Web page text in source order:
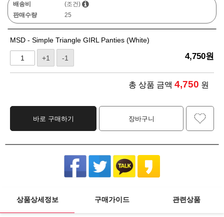
배송비
(조건)
판매수량
25
MSD - Simple Triangle GIRL Panties (White)
+1 -1 4,750원
총 상품 금액 4,750 원
바로 구매하기 장바구니
상품상세정보 구매가이드 관련상품